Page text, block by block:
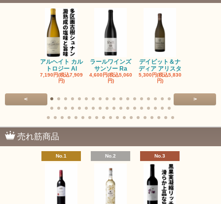
アルヘイト カル
トロジー Al
7,190円(税込7,909
円)
ラールワインズ
サンソー Ra
4,600円(税込5,060
円)
デイビット＆ナ
ディア アリスタ
5,300円(税込5,830
円)
< >
売れ筋商品
No.1 No.2 No.3